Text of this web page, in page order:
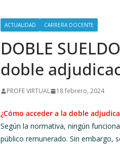
ACTUALIDAD CARRERA DOCENTE
DOBLE
doble
PROFE VIRTUAL 18 febrero, 2024
¿Cómo acceder a la doble
Según la normativa, ningún
público remunerado. Sin embargo,